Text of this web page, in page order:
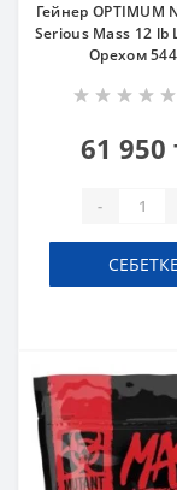
Гейнер OPTIMUM
Serious Mass 12
Орехом
61 950
-
СЕБЕТКЕ